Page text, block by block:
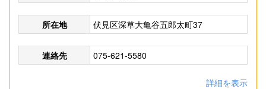
所在地 伏見区深草大亀谷五郎太町37
連絡先 075-621-5580
詳細を表示